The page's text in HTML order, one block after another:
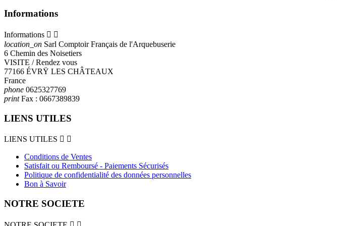
Informations
Informations  
location_on Sarl Comptoir Français de l'Arquebuserie
6 Chemin des Noisetiers
VISITE / Rendez vous
77166 ÉVRŸ LES CHÂTEAUX
France
phone 0625327769
printFax : 0667389839
LIENS UTILES
LIENS UTILES  
Conditions de Ventes
Satisfait ou Remboursé - Paiements Sécurisés
Politique de confidentialité des données personnelles
Bon à Savoir
NOTRE SOCIETE